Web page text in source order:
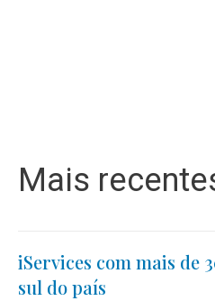
Mais
iServices com mais de
sul do país